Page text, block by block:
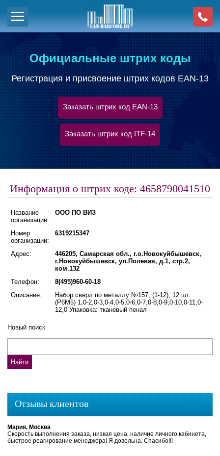
Официальные штрих коды
Регистрация и присвоение штрих кодов EAN-13
Заказать штрих код EAN-13
Заказать штрих код ITF-14
Информация о штрих коде: 4658790041510
Название
организации:
ООО ПО ВИЗ
Номер
организации:
6319215347
Адрес:
446205, Самарская обл., г.о.Новокуйбышевск,
г.Новокуйбышевск, ул.Полевая, д.1, стр.2,
ком.132
Телефон:
8(495)960-60-18
Описание:
Набор сверл по металлу №157, (1-12), 12 шт.
(Р6М5) 1,0-2,0-3,0-4,0-5,0-6,0-7,0-8,0-9,0-10,0-11,0-
12,0 Упаковка: тканевый пенал
Новый поиск
Отзывы клиентов
Мария, Москва
Скорость выполнения заказа, низкая цена, наличие личного кабинета,
быстрое реагирование менеджера! Я довольна. Спасибо!!!